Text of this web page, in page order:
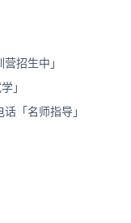
招生中」
」
「名师指导」